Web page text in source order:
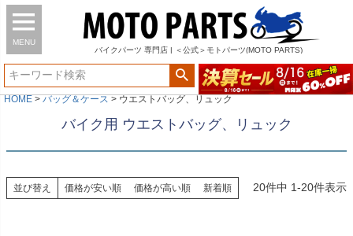
MENU
バイク パーツ 専門店 | ＜公式＞モトパーツ(MOTO PARTS)
HOME バッグ＆ケース ウエストバッグ、リュック
バイク用 ウエストバッグ、リュック
並び替え 価格が安い順 価格が高い順 新着順 20件中 1-20件表示